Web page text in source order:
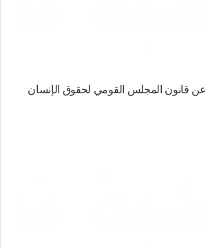
عن قانون المجلس القومي لحقوق الإنسان